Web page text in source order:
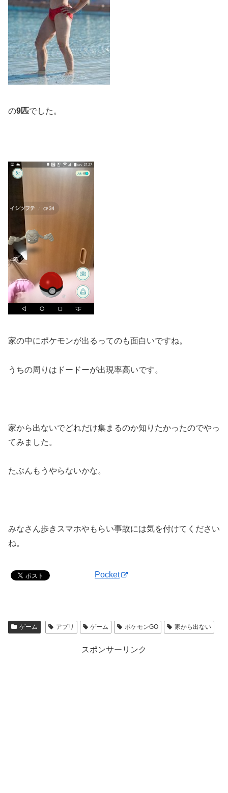
の9匹でした。
家の中にポケモンが出るってのも面白いですね。
うちの周りはドードーが出現率高いです。
家から出ないでどれだけ集まるのか知りたかったのでやっ
てみました。
たぶんもうやらないかな。
みなさん歩きスマホやもらい事故には気を付けてください
ね。
Pocket
ゲーム アプリ ゲーム ポケモンGO 家から出ない
スポンサーリンク